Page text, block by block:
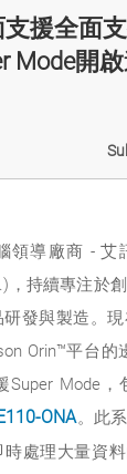
援全面
Mode開
領導廠商 - 艾
，持續專注於
發與製造。
Orin™平台的
Super Mode，
ONA。此
處理大量資